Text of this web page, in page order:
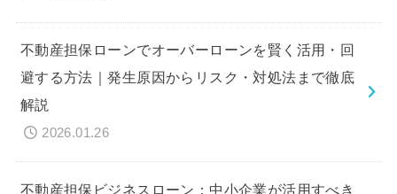
不動産担保ローンでオーバーローンを賢く活用・回
避する方法｜発生原因からリスク・対処法まで徹底
解説
2026.01.26
不動産担保ビジネスローン：中小企業が活用すべき